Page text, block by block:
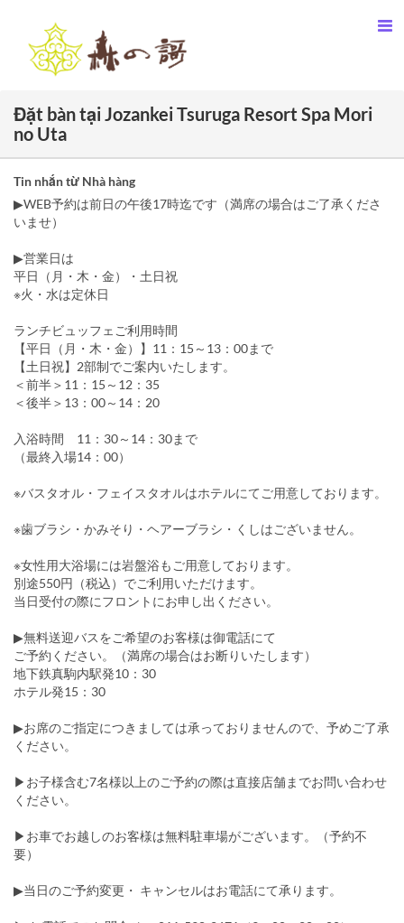
Đặt bàn tại Jozankei Tsuruga Resort Spa Mori
no Uta
Tin nhắn từ Nhà hàng
▶WEB予約は前日の午後17時迄です（満席の場合はご了承くださ
いませ）
▶営業日は
平日（月・木・金）・土日祝
※火・水は定休日
ランチビュッフェご利用時間
【平日（月・木・金）】11：15～13：00まで
【土日祝】2部制でご案内いたします。
＜前半＞11：15～12：35
＜後半＞13：00～14：20
入浴時間 11：30～14：30まで
（最終入場14：00）
※バスタオル・フェイスタオルはホテルにてご用意しております。
※歯ブラシ・かみそり・ヘアーブラシ・くしはございません。
※女性用大浴場には岩盤浴もご用意しております。
別途550円（税込）でご利用いただけます。
当日受付の際にフロントにお申し出ください。
▶無料送迎バスをご希望のお客様は御電話にて
ご予約ください。（満席の場合はお断りいたします）
地下鉄真駒内駅発10：30
ホテル発15：30
▶お席のご指定につきましては承っておりませんので、予めご了承
ください。
▶お子様含む7名様以上のご予約の際は直接店舗までお問い合わせ
ください。
▶お車でお越しのお客様は無料駐車場がございます。（予約不
要）
▶当日のご予約変更・ キャンセルはお電話にて承ります。